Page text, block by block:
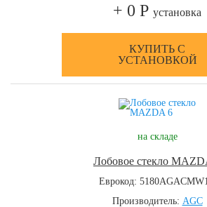
+ 0 Р установка
КУПИТЬ С
УСТАНОВКОЙ
на складе
Лобовое стекло
Еврокод:
Производитель: AGC